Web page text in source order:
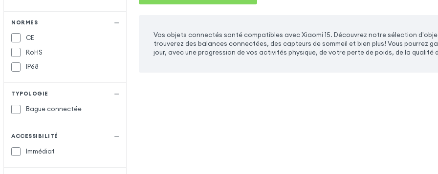
NORMES
CE
RoHS
IP68
TYPOLOGIE
Bague connectée
ACCESSIBILITÉ
Immédiat
Vos objets connectés santé compatibles avec Xiaomi 15. Découvrez notre sélection
trouverez des balances connectées, des capteurs de sommeil et bien plus! Vous pourrez
jour, avec une progression de vos activités physique, de votre perte de poids, de la qualité